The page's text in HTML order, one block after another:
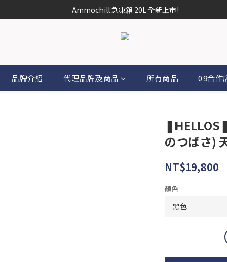
Ammochill 急凍箱 20L 全新上市!
品牌介紹 代理品牌及商品 所有商品 09合作
のつばさ)
NT$19,800
顏色